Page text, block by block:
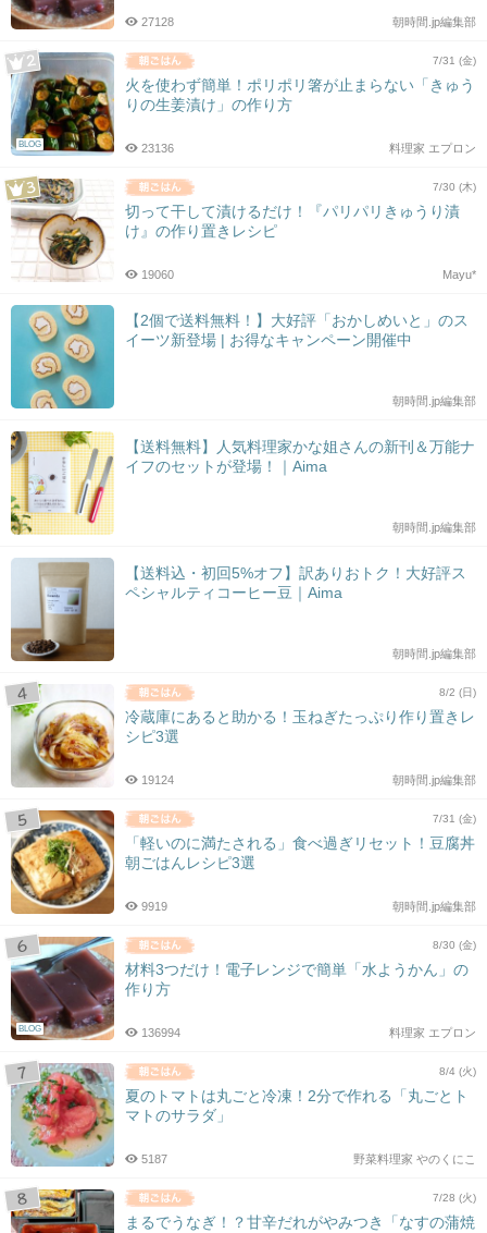
朝時間.jp編集部
27128
BLOG
7/31 (金)
火を使わず簡単！ポリポリ箸が止まらない「きゅう
りの生姜漬け」の作り方
料理家 エプロン
23136
7/30 (木)
切って干して漬けるだけ！『パリパリきゅうり漬
け』の作り置きレシピ
Mayu*
19060
【2個で送料無料！】大好評「おかしめいと」のス
イーツ新登場 | お得なキャンペーン開催中
朝時間.jp編集部
【送料無料】人気料理家かな姐さんの新刊＆万能ナ
イフのセットが登場！｜Aima
朝時間.jp編集部
【送料込・初回5%オフ】訳ありおトク！大好評ス
ペシャルティコーヒー豆｜Aima
朝時間.jp編集部
8/2 (日)
冷蔵庫にあると助かる！玉ねぎたっぷり作り置きレ
シピ3選
朝時間.jp編集部
19124
7/31 (金)
「軽いのに満たされる」食べ過ぎリセット！豆腐丼
朝ごはんレシピ3選
朝時間.jp編集部
9919
BLOG
8/30 (金)
材料3つだけ！電子レンジで簡単「水ようかん」の
作り方
料理家 エプロン
136994
8/4 (火)
夏のトマトは丸ごと冷凍！2分で作れる「丸ごとト
マトのサラダ」
野菜料理家 やのくにこ
5187
7/28 (火)
まるでうなぎ！？甘辛だれがやみつき「なすの蒲焼